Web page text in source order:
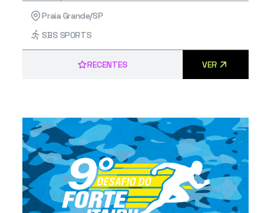
Praia Grande/SP
SBS SPORTS
RECENTES VER